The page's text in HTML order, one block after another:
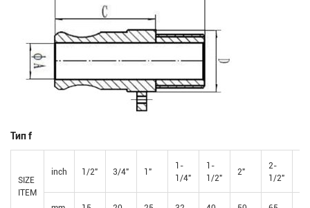
Тип f
SIZE
ITEM
inch 1/2" 3/4" 1"
1-
1/4"
1-
1/2"
2"
2-
1/2"